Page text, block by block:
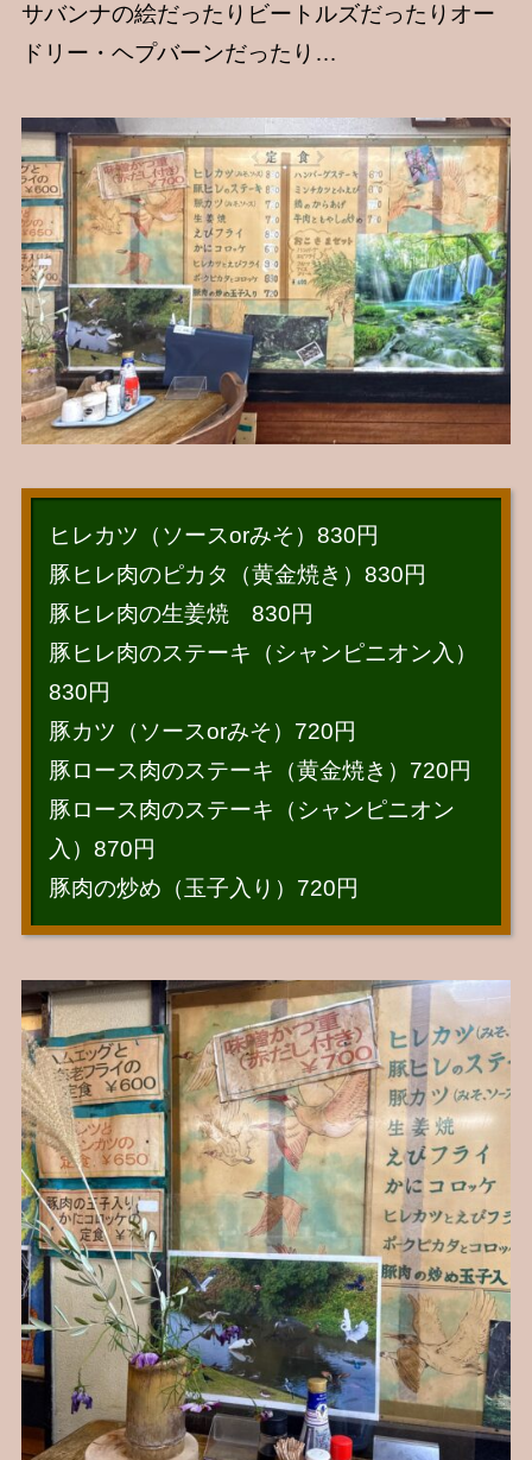
サバンナの絵だったりビートルズだったりオー
ドリー・ヘプバーンだったり…
ヒレカツ（ソースorみそ）830円
豚ヒレ肉のピカタ（黄金焼き）830円
豚ヒレ肉の生姜焼 830円
豚ヒレ肉のステーキ（シャンピニオン入）
830円
豚カツ（ソースorみそ）720円
豚ロース肉のステーキ（黄金焼き）720円
豚ロース肉のステーキ（シャンピニオン
入）870円
豚肉の炒め（玉子入り）720円